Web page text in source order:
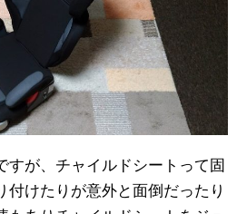
すが、チャイルドシートって固
付けたりが意外と面倒だったり